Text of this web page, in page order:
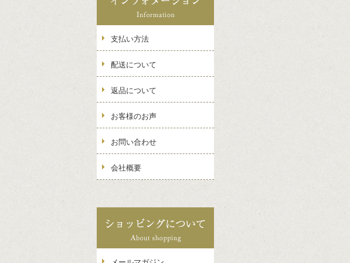
支払い方法
配送について
返品について
お客様のお声
お問い合わせ
会社概要